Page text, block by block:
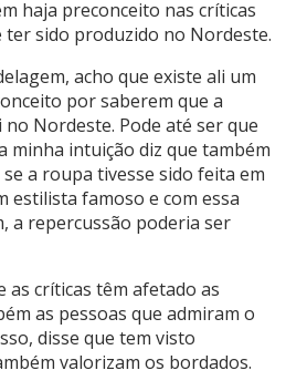
haja preconceito nas críticas
sido produzido no Nordeste.
acho que existe ali um
por saberem que a
Nordeste. Pode até ser que
minha intuição diz que também
se a roupa tivesse sido feita em
famoso e com essa
a repercussão poderia ser
as críticas têm afetado as
as pessoas que admiram o
disse que tem visto
valorizam os bordados.